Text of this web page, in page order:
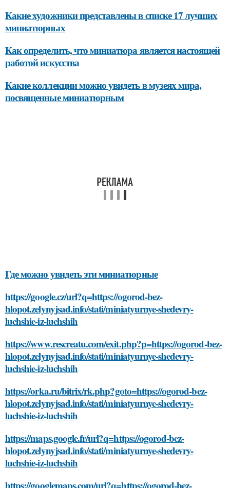
Какие художники представлены в списке 17 лучших
миниатюрных
Как определить, что миниатюра является настоящей
работой искусства
Какие коллекции можно увидеть в музеях мира,
посвященные миниатюрным
Где можно увидеть эти миниатюрные
https://google.cz/url?q=https://ogorod-bez-
hlopot.zelynyjsad.info/stati/miniatyurnye-shedevry-
luchshie-iz-luchshih
https://www.rescreatu.com/exit.php?p=https://ogorod-bez-
hlopot.zelynyjsad.info/stati/miniatyurnye-shedevry-
luchshie-iz-luchshih
https://orka.ru/bitrix/rk.php?goto=https://ogorod-bez-
hlopot.zelynyjsad.info/stati/miniatyurnye-shedevry-
luchshie-iz-luchshih
https://maps.google.fr/url?q=https://ogorod-bez-
hlopot.zelynyjsad.info/stati/miniatyurnye-shedevry-
luchshie-iz-luchshih
https://googlemaps.com/url?q=https://ogorod-bez-